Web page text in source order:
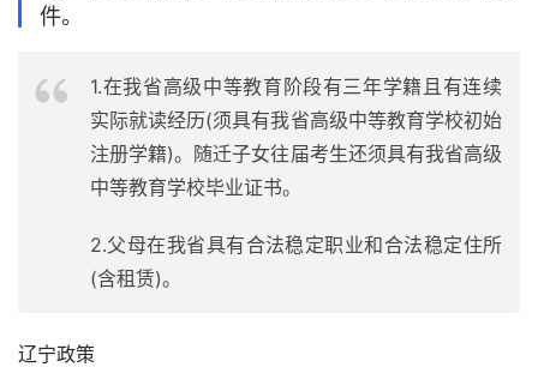
件。
1.在我省高级中等教育阶段有三年学籍且有连续
实际就读经历(须具有我省高级中等教育学校初始
注册学籍)。随迁子女往届考生还须具有我省高级
中等教育学校毕业证书。
2.父母在我省具有合法稳定职业和合法稳定住所
(含租赁)。
辽宁政策